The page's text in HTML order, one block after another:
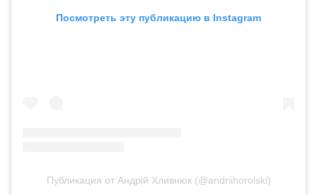
Посмотреть эту публикацию в Instagram
Публикация от Андрій Хливнюк (@andriihorolski)